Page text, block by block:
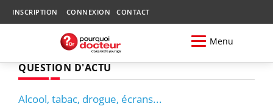
INSCRIPTION CONNEXION CONTACT
Menu
QUESTION D'ACTU
Alcool, tabac, drogue, écrans...